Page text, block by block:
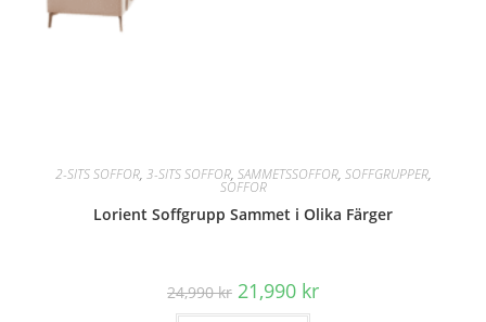
2-SITS SOFFOR, 3-SITS SOFFOR, SAMMETSSOFFOR, SOFFGRUPPER,
SOFFOR
Lorient Soffgrupp Sammet i Olika Färger
24,990kr Det
ursprungliga
priset
21,990 krDet